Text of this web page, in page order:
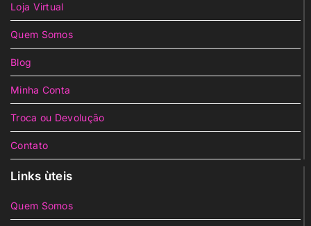
Loja Virtual
Quem Somos
Blog
Minha Conta
Troca ou Devolução
Contato
Links ùteis
Quem Somos